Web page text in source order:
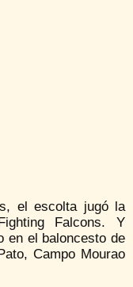
el escolta jugó la
Falcons. Y
en el baloncesto de
Campo Mourao